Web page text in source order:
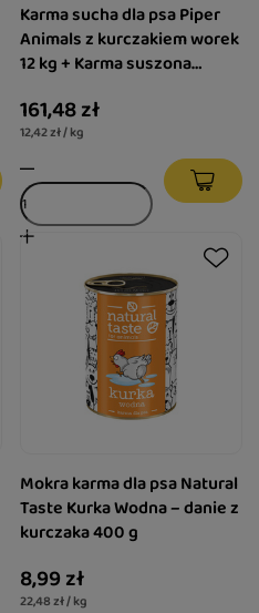
Karma sucha dla psa Piper
Animals z kurczakiem worek
12 kg + Karma suszona
kg
161,48 zł
12,42 zł / kg
Mokra karma dla psa Natural
Taste Kurka Wodna – danie z
kurczaka 400 g
8,99 zł
22,48 zł / kg